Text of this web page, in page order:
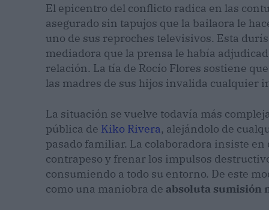
El epicentro del conflicto radica en las
asegurado sin tapujos que la bailaora le
uno de sus reproches televisivos. Esta
mediadora que la prensa le había
relación. La tía de Rocío Flores sostiene
las madres de sus hijos invalida cualquier
La situación se vuelve todavía más
pública de Kiko Rivera, alejándolo de
pasado familiar. La colaboradora insiste
contrapeso y frenar los impulsos
consumiendo a todo su entorno. De este
como una maniobra de absoluta sumisión